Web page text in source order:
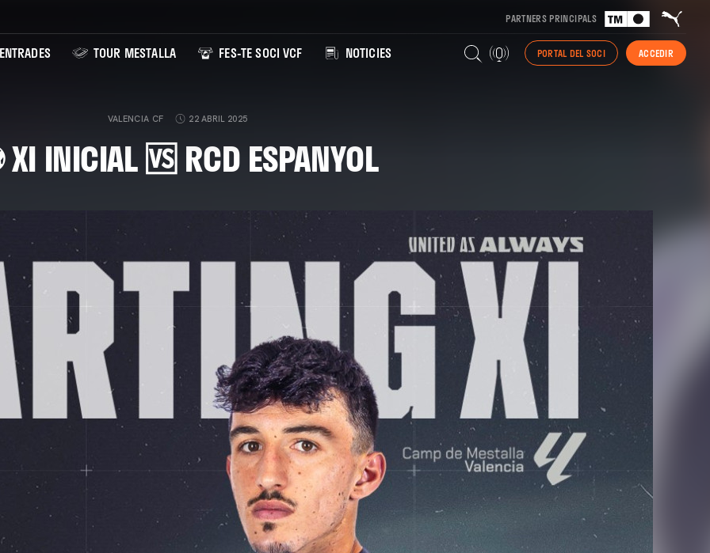
PARTNERS PRINCIPALS
ENTRADES TOUR MESTALLA FES-TE SOCI VCF NOTICIES PORTAL DEL SOCI ACCEDIR
VALENCIA CF 22 ABRIL 2025
XI INICIAL 🆚 RCD ESPANYOL